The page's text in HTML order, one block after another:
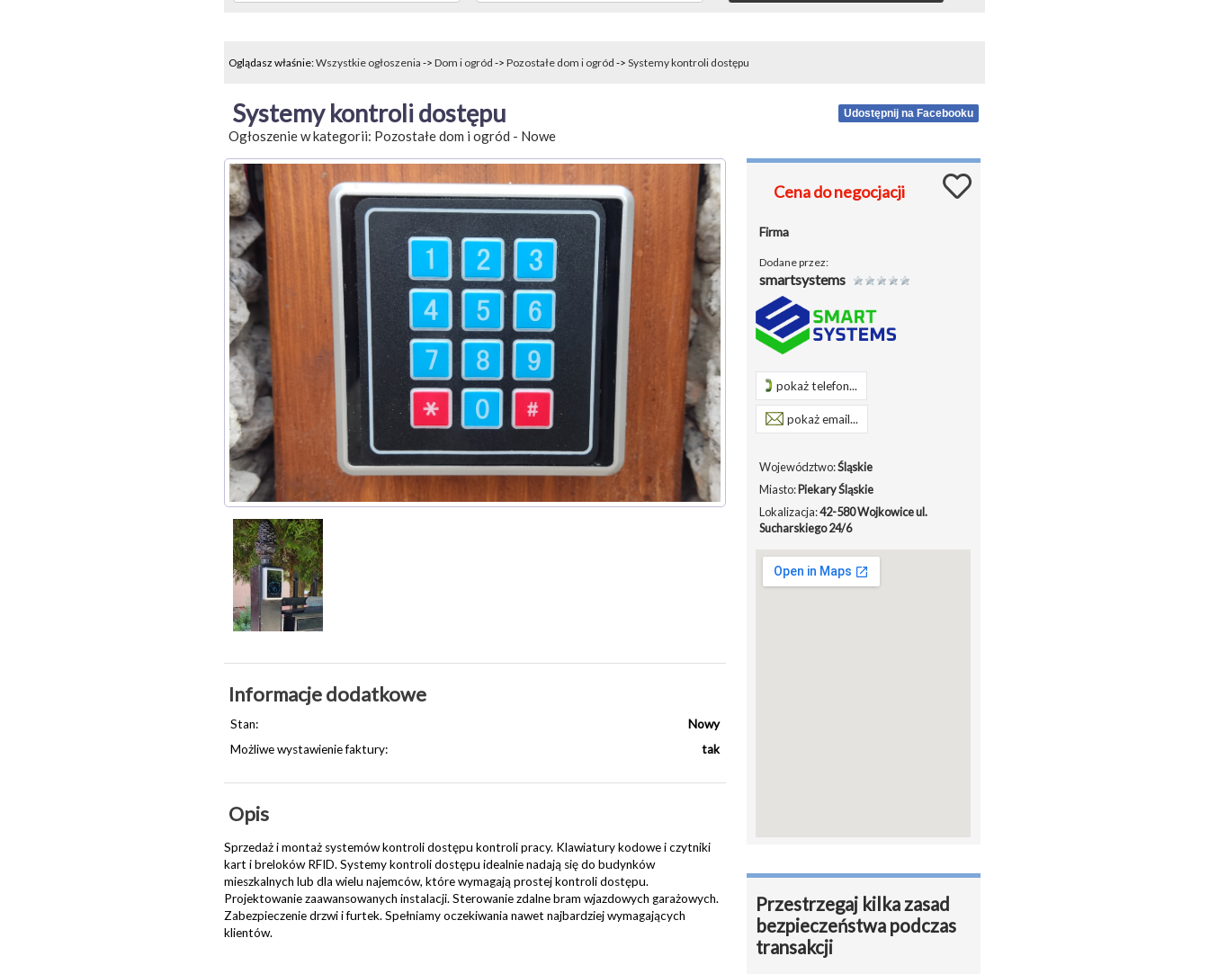
Oglądasz właśnie:Wszystkie ogłoszenia -> Dom i ogród -> Pozostałe dom i ogród -> Systemy kontroli dostępu
Systemy kontroli dostępu
Ogłoszenie w kategorii: Pozostałe dom i ogród - Nowe
Udostępnij na Facebooku
Informacje dodatkowe
Stan:
Nowy
Możliwe wystawienie faktury:
tak
Opis
Sprzedaż i montaż systemów kontroli dostępu kontroli pracy. Klawiatury kodowe i czytniki
kart i breloków RFID. Systemy kontroli dostępu idealnie nadają się do budynków
mieszkalnych lub dla wielu najemców, które wymagają prostej kontroli dostępu.
Projektowanie zaawansowanych instalacji. Sterowanie zdalne bram wjazdowych garażowych.
Zabezpieczenie drzwi i furtek. Spełniamy oczekiwania nawet najbardziej wymagających
klientów.
Cena do negocjacji
Firma
Dodane przez:
smartsystems
pokaż telefon...
pokaż email...
Województwo:Śląskie
Miasto:Piekary Śląskie
Lokalizacja:42-580 Wojkowice ul.
Sucharskiego 24/6
Przestrzegaj kilka zasad
bezpieczeństwa podczas
transakcji